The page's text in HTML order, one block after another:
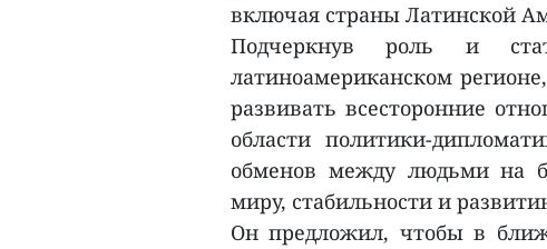
включая страны Латинской
Подчеркнув роль и
латиноамериканском
развивать всесторонние
области политики-
обменов между людьми на
миру, стабильности и
Он предложил, чтобы в